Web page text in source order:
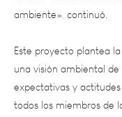
Este proyecto plantea
una visión ambiental
expectativas y
todos los miembros